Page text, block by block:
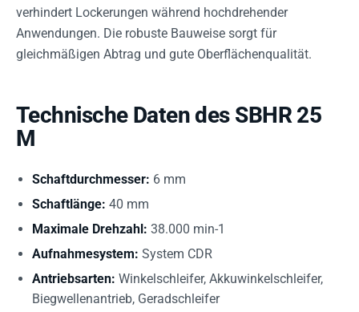
verhindert Lockerungen während hochdrehender
Anwendungen. Die robuste Bauweise sorgt für
gleichmäßigen Abtrag und gute Oberflächenqualität.
Technische Daten des SBHR 25
M
Schaftdurchmesser: 6 mm
Schaftlänge: 40 mm
Maximale Drehzahl: 38.000 min-1
Aufnahmesystem: System CDR
Antriebsarten: Winkelschleifer, Akkuwinkelschleifer,
Biegwellenantrieb, Geradschleifer